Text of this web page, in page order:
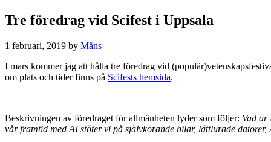
Tre föredrag vid Scifest i Uppsala
1 februari, 2019 by Måns
I mars kommer jag att hålla tre föredrag vid
om plats och tider finns på Scifests hemsida.
Beskrivningen av föredraget för allmänheten lyder som följer: Vad är
vår framtid med AI stöter vi på självkörande bilar, lättlurade